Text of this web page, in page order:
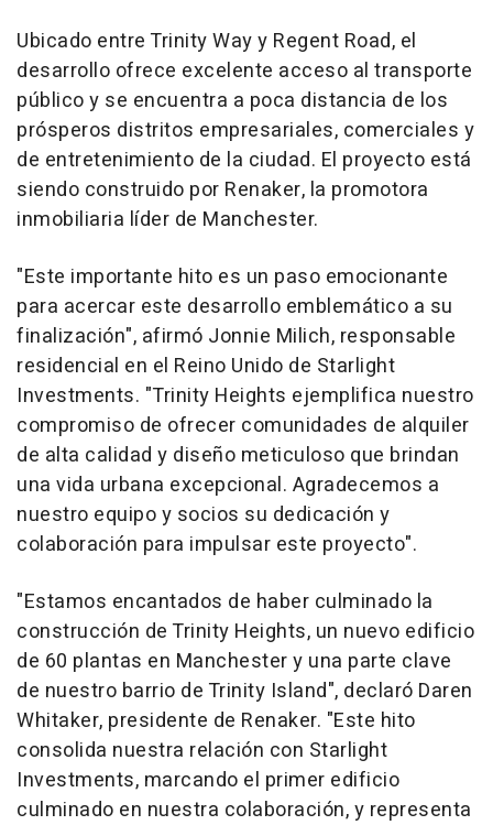
Ubicado entre Trinity Way y Regent Road, el
desarrollo ofrece excelente acceso al transporte
público y se encuentra a poca distancia de los
prósperos distritos empresariales, comerciales y
de entretenimiento de la ciudad. El proyecto está
siendo construido por Renaker, la promotora
inmobiliaria líder de Manchester.
"Este importante hito es un paso emocionante
para acercar este desarrollo emblemático a su
finalización", afirmó Jonnie Milich, responsable
residencial en el Reino Unido de Starlight
Investments. "Trinity Heights ejemplifica nuestro
compromiso de ofrecer comunidades de alquiler
de alta calidad y diseño meticuloso que brindan
una vida urbana excepcional. Agradecemos a
nuestro equipo y socios su dedicación y
colaboración para impulsar este proyecto".
"Estamos encantados de haber culminado la
construcción de Trinity Heights, un nuevo edificio
de 60 plantas en Manchester y una parte clave
de nuestro barrio de Trinity Island", declaró Daren
Whitaker, presidente de Renaker. "Este hito
consolida nuestra relación con Starlight
Investments, marcando el primer edificio
culminado en nuestra colaboración, y representa